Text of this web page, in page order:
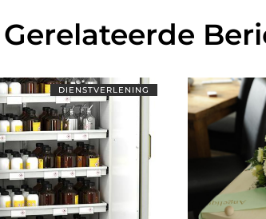
Gerelateerde
DIENSTVERLENING